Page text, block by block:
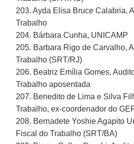
203. Ayda Elisa Bruce Calabria,
Trabalho
204. Bárbara Cunha, UNICAMP
205. Barbara Rigo de Carvalho,
Trabalho (SRT/RJ)
206. Beatriz Emília Gomes,
Trabalho aposentada
207. Benedito de Lima e Silva
Trabalho, ex-coordenador do
208. Bernadete Yoshie Agapito
Fiscal do Trabalho (SRT/BA)